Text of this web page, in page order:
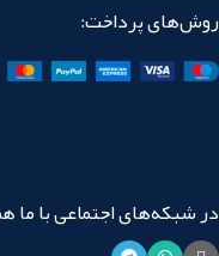
روش‌های پرداخت:
در شبکه‌های اجتماعی با ما